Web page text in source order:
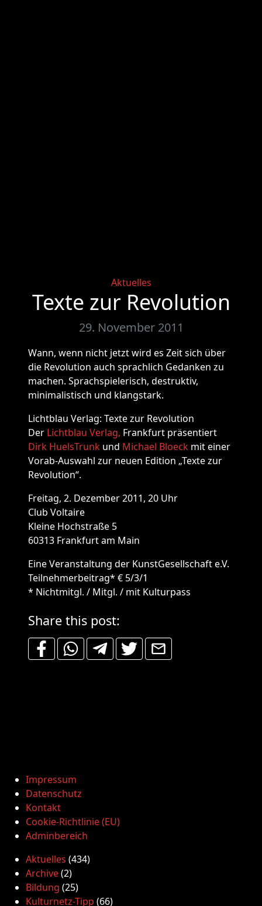
Categories
Aktuelles
Texte zur Revolution
29. November 2011
Wann, wenn nicht jetzt wird es Zeit sich über
die Revolution auch sprachlich Gedanken zu
machen. Sprachspielerisch, destruktiv,
minimalistisch und klangstark.
Lichtblau Verlag: Texte zur Revolution
Der Lichtblau Verlag, Frankfurt präsentiert
Dirk HuelsTrunk und Michael Bloeck mit einer
Vorab-Auswahl zur neuen Edition „Texte zur
Revolution“.
Freitag, 2. Dezember 2011, 20 Uhr
Club Voltaire
Kleine Hochstraße 5
60313 Frankfurt am Main
Eine Veranstaltung der KunstGesellschaft e.V.
Teilnehmerbeitrag* € 5/3/1
* Nichtmitgl. / Mitgl. / mit Kulturpass
Share this post:
Impressum
Datenschutz
Kontakt
Cookie-Richtlinie (EU)
Adminbereich
Aktuelles (434)
Archive(2)
Bildung (25)
Kulturnetz-Tipp (66)